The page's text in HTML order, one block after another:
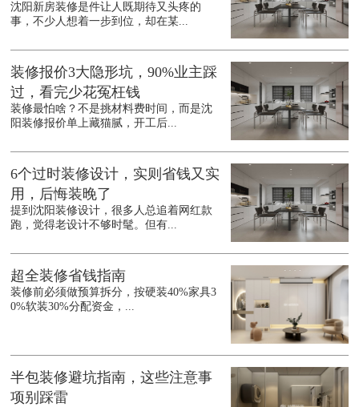
沈阳新房装修是件让人既期待又头疼的
事，不少人想着一步到位，却在某...
装修报价3大隐形坑，90%业主踩
过，看完少花冤枉钱
装修最怕啥？不是挑材料费时间，而是沈
阳装修报价单上藏猫腻，开工后...
6个过时装修设计，实则省钱又实
用，后悔装晚了
提到沈阳装修设计，很多人总追着网红款
跑，觉得老设计不够时髦。但有...
超全装修省钱指南
装修前必须做预算拆分，按硬装40%家具3
0%软装30%分配资金，...
半包装修避坑指南，这些注意事
项别踩雷